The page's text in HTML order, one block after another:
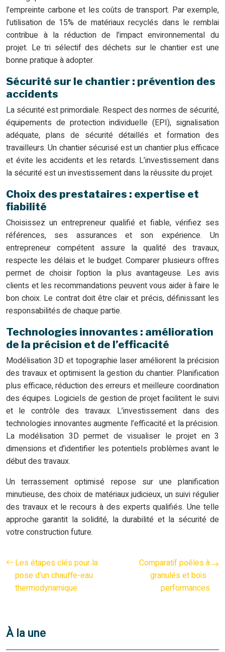
l’empreinte carbone et les coûts de transport. Par exemple,
l’utilisation de 15% de matériaux recyclés dans le remblai
contribue à la réduction de l’impact environnemental du
projet. Le tri sélectif des déchets sur le chantier est une
bonne pratique à adopter.
Sécurité sur le chantier : prévention des
accidents
La sécurité est primordiale. Respect des normes de sécurité,
équipements de protection individuelle (EPI), signalisation
adéquate, plans de sécurité détaillés et formation des
travailleurs. Un chantier sécurisé est un chantier plus efficace
et évite les accidents et les retards. L’investissement dans
la sécurité est un investissement dans la réussite du projet.
Choix des prestataires : expertise et
fiabilité
Choisissez un entrepreneur qualifié et fiable, vérifiez ses
références, ses assurances et son expérience. Un
entrepreneur compétent assure la qualité des travaux,
respecte les délais et le budget. Comparer plusieurs offres
permet de choisir l’option la plus avantageuse. Les avis
clients et les recommandations peuvent vous aider à faire le
bon choix. Le contrat doit être clair et précis, définissant les
responsabilités de chaque partie.
Technologies innovantes : amélioration
de la précision et de l’efficacité
Modélisation 3D et topographie laser améliorent la précision
des travaux et optimisent la gestion du chantier. Planification
plus efficace, réduction des erreurs et meilleure coordination
des équipes. Logiciels de gestion de projet facilitent le suivi
et le contrôle des travaux. L’investissement dans des
technologies innovantes augmente l’efficacité et la précision.
La modélisation 3D permet de visualiser le projet en 3
dimensions et d’identifier les potentiels problèmes avant le
début des travaux.
Un terrassement optimisé repose sur une planification
minutieuse, des choix de matériaux judicieux, un suivi régulier
des travaux et le recours à des experts qualifiés. Une telle
approche garantit la solidité, la durabilité et la sécurité de
votre construction future.
Les étapes clés pour la
pose d’un chauffe-eau
thermodynamique
Comparatif poêles à
granulés et bois :
performances
À la une